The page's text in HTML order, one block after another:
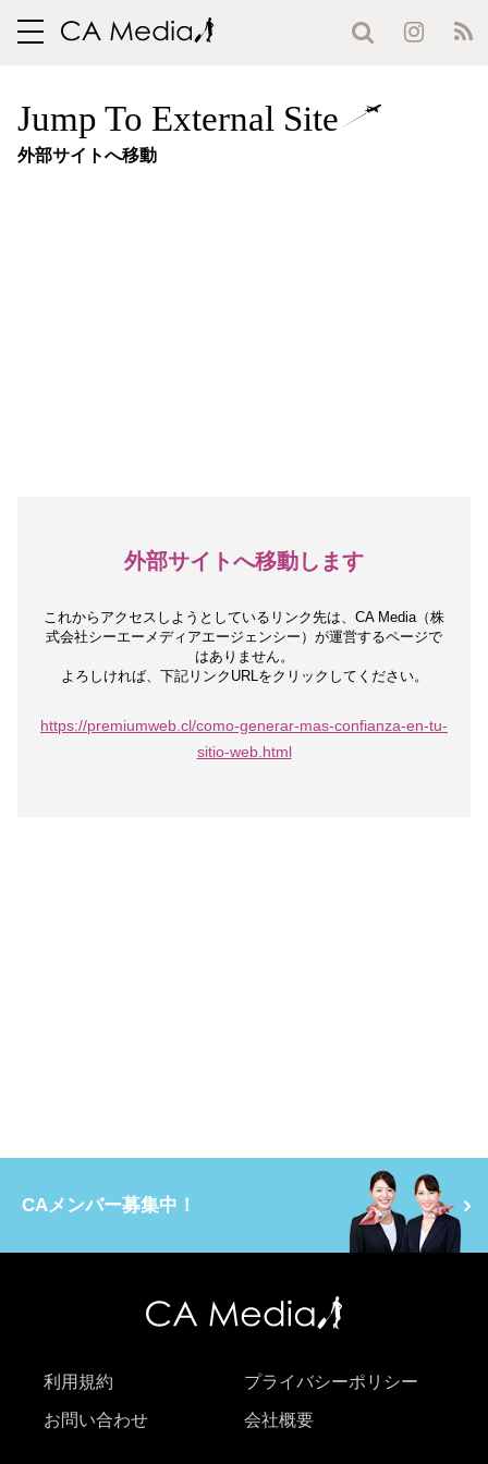
toggle
Jump To External Site
外部サイトへ移動
外部サイトへ移動します
これからアクセスしようとしているリンク先は、 CA Media（株
式会社シーエーメディアエージェンシー）が運営するページで
はありません。
よろしければ、下記リンクURLをクリックしてください。
https://premiumweb.cl/como-generar-mas-confianza-en-tu-
sitio-web.html
CAメンバー募集中！
利用規約 プライバシーポリシー
お問い合わせ 会社概要